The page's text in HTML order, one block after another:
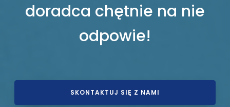
doradca chętnie na nie
odpowie!
SKONTAKTUJ SIĘ Z NAMI